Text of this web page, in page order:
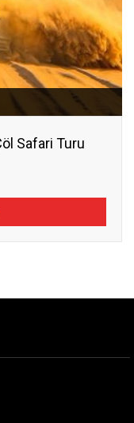
Safari Turu